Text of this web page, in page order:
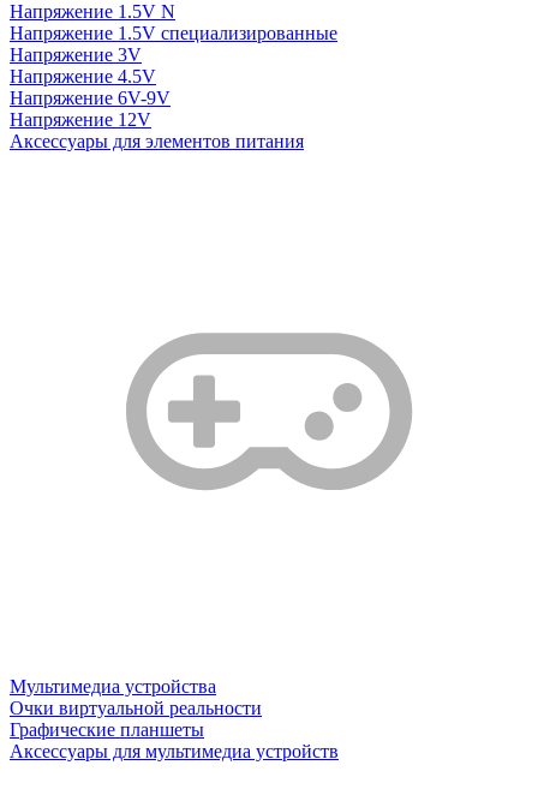
Напряжение 1.5V N
Напряжение 1.5V специализированные
Напряжение 3V
Напряжение 4.5V
Напряжение 6V-9V
Напряжение 12V
Аксессуары для элементов питания
Мультимедиа устройства
Очки виртуальной реальности
Графические планшеты
Аксессуары для мультимедиа устройств